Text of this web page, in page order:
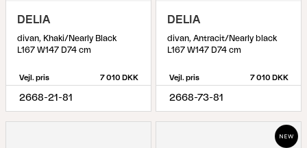
DELIA
divan, Khaki/Nearly Black
L167 W147 D74 cm
Vejl. pris 7 010 DKK
2668-21-81
DELIA
divan, Antracit/Nearly black
L167 W147 D74 cm
Vejl. pris 7 010 DKK
2668-73-81